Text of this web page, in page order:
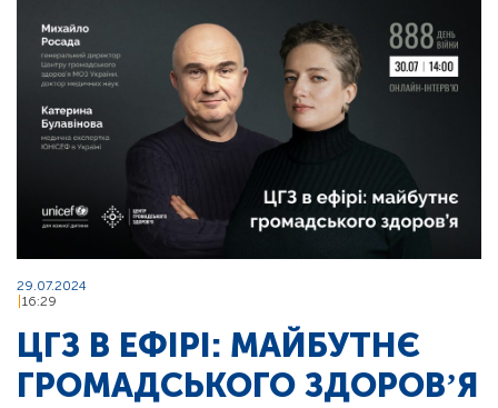
29.07.2024
16:29
ЦГЗ В ЕФІРІ: МАЙБУТНЄ
ГРОМАДСЬКОГО ЗДОРОВʼЯ